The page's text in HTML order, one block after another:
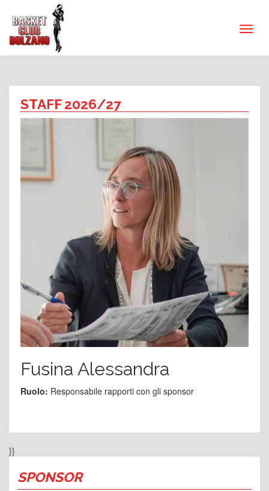
}}
SPONSOR
STAFF 2026/27
Fusina Alessandra
Ruolo: Responsabile rapporti con gli sponsor